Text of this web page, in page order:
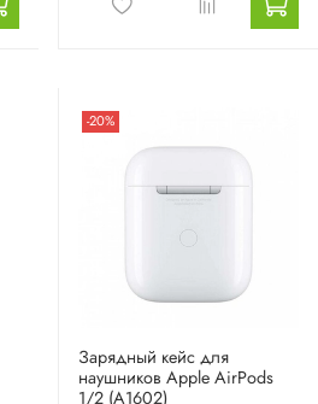
-20%
Зарядный кейс для
наушников Apple AirPods
1/2 (A1602)